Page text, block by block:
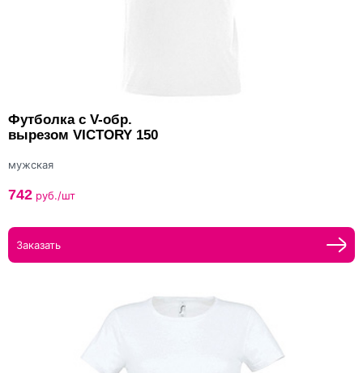
Футболка с V-обр.
вырезом VICTORY 150
мужская
742 руб./шт
Заказать